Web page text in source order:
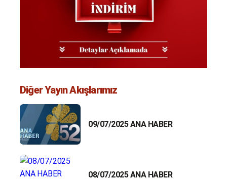
Diğer Yayın Akışlarımız
09/07/2025 ANA HABER
08/07/2025 ANA HABER